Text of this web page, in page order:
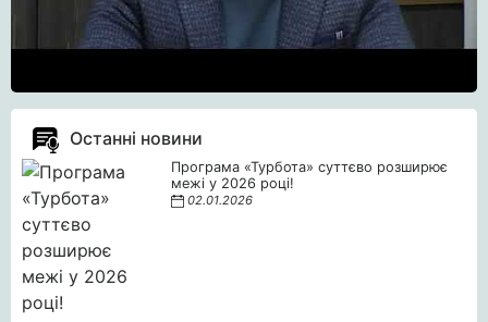
Останні новини
Програма «Турбота» суттєво розширює
межі у 2026 році!
02.01.2026